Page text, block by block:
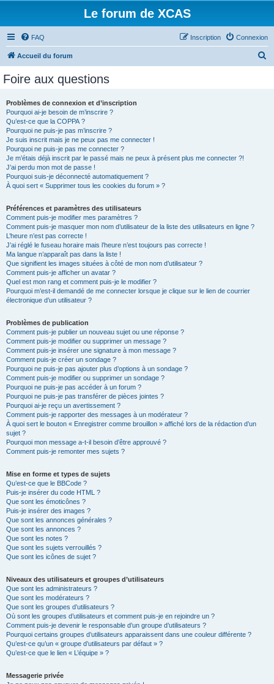
Le forum de XCAS
FAQ Connexion
Inscription
Accueil du forum
Foire aux questions
Problèmes de connexion et d’inscription
Pourquoi ai-je besoin de m’inscrire ?
Qu’est-ce que la COPPA ?
Pourquoi ne puis-je pas m’inscrire ?
Je suis inscrit mais je ne peux pas me connecter !
Pourquoi ne puis-je pas me connecter ?
Je m’étais déjà inscrit par le passé mais ne peux à présent plus me connecter ?!
J’ai perdu mon mot de passe !
Pourquoi suis-je déconnecté automatiquement ?
À quoi sert « Supprimer tous les cookies du forum » ?
Préférences et paramètres des utilisateurs
Comment puis-je modifier mes paramètres ?
Comment puis-je masquer mon nom d’utilisateur de la liste des utilisateurs en ligne ?
L’heure n’est pas correcte !
J’ai réglé le fuseau horaire mais l’heure n’est toujours pas correcte !
Ma langue n’apparaît pas dans la liste !
Que signifient les images situées à côté de mon nom d’utilisateur ?
Comment puis-je afficher un avatar ?
Quel est mon rang et comment puis-je le modifier ?
Pourquoi m’est-il demandé de me connecter lorsque je clique sur le lien de courrier
électronique d’un utilisateur ?
Problèmes de publication
Comment puis-je publier un nouveau sujet ou une réponse ?
Comment puis-je modifier ou supprimer un message ?
Comment puis-je insérer une signature à mon message ?
Comment puis-je créer un sondage ?
Pourquoi ne puis-je pas ajouter plus d’options à un sondage ?
Comment puis-je modifier ou supprimer un sondage ?
Pourquoi ne puis-je pas accéder à un forum ?
Pourquoi ne puis-je pas transférer de pièces jointes ?
Pourquoi ai-je reçu un avertissement ?
Comment puis-je rapporter des messages à un modérateur ?
À quoi sert le bouton « Enregistrer comme brouillon » affiché lors de la rédaction d’un
sujet ?
Pourquoi mon message a-t-il besoin d’être approuvé ?
Comment puis-je remonter mes sujets ?
Mise en forme et types de sujets
Qu’est-ce que le BBCode ?
Puis-je insérer du code HTML ?
Que sont les émoticônes ?
Puis-je insérer des images ?
Que sont les annonces générales ?
Que sont les annonces ?
Que sont les notes ?
Que sont les sujets verrouillés ?
Que sont les icônes de sujet ?
Niveaux des utilisateurs et groupes d’utilisateurs
Que sont les administrateurs ?
Que sont les modérateurs ?
Que sont les groupes d’utilisateurs ?
Où sont les groupes d’utilisateurs et comment puis-je en rejoindre un ?
Comment puis-je devenir le responsable d’un groupe d’utilisateurs ?
Pourquoi certains groupes d’utilisateurs apparaissent dans une couleur différente ?
Qu’est-ce qu’un « groupe d’utilisateurs par défaut » ?
Qu’est-ce que le lien « L’équipe » ?
Messagerie privée